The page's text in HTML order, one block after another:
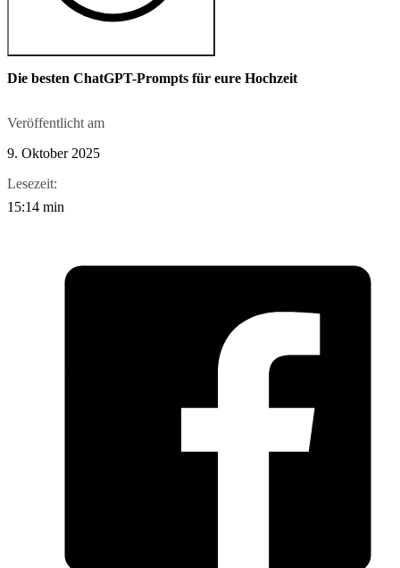
Die besten ChatGPT-Prompts für eure Hochzeit
Veröffentlicht am
9. Oktober 2025
Lesezeit:
15:14 min